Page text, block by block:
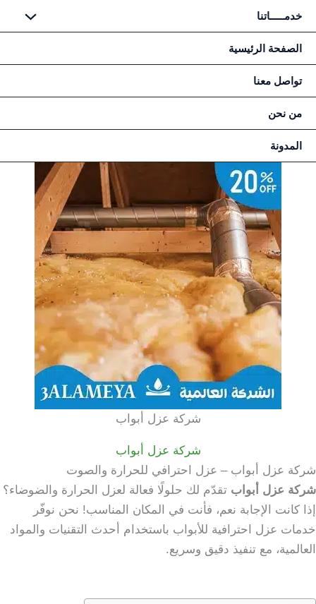
إلى
المحتوى
خدمـــــاتنا
الصفحة الرئيسية
تواصل معنا
من نحن
المدونة
شركة عزل أبواب
شركة عزل أبواب
شركة عزل أبواب – عزل احترافي للحرارة والصوت
شركة عزل أبواب تقدّم لك حلولًا فعالة لعزل الحرارة والضوضاء؟
إذا كانت الإجابة نعم، فأنت في المكان المناسب! نحن نوفّر
خدمات عزل احترافية للأبواب باستخدام أحدث التقنيات والمواد
العالمية، مع تنفيذ دقيق وسريع.